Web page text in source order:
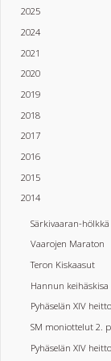
2025
2024
2021
2020
2019
2018
2017
2016
2015
2014
Särkivaaran-hölkkä
Vaarojen Maraton
Teron Kiskaasut
Hannun keihäskisa
Pyhäselän XIV
SM moniottelut 2.
Pyhäselän XIV